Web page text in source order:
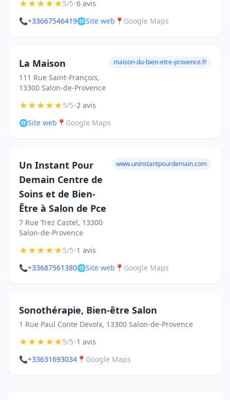
★★★★★5/5•6 avis
📞+33667546419🌐Site web 📍 Google Maps
La Maison
111 Rue Saint-François,
13300 Salon-de-Provence
maison-du-bien-etre-provence.fr
★★★★★5/5•2 avis
🌐Site web 📍 Google Maps
Un Instant Pour
Demain Centre de
Soins et de Bien-
Être à Salon de Pce
7 Rue Trez Castel, 13300
Salon-de-Provence
www.uninstantpourdemain.com
★★★★★5/5•1 avis
📞+33687561380🌐Site web 📍 Google Maps
Sonothérapie, Bien-être Salon
1 Rue Paul Conte Devolx, 13300 Salon-de-Provence
★★★★★5/5•1 avis
📞+33631693034 📍 Google Maps